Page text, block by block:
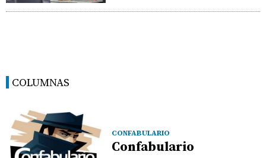
COLUMNAS
CONFABULARIO
Confabulario